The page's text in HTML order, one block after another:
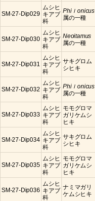
SM-27-Dip029
ムシヒ
キアブ
科
Phiｌonicus
属の一種
SM-27-Dip030
ムシヒ
キアブ
科
Neoitamus
属の一種
SM-27-Dip031
ムシヒ
キアブ
科
サキグロム
シヒキ
SM-27-Dip032
ムシヒ
キアブ
科
Phiｌonicus
属の一種
SM-27-Dip033
ムシヒ
キアブ
科
モモグロマ
ガリケムシ
ヒキ
SM-27-Dip034
ムシヒ
キアブ
科
サキグロム
シヒキ
SM-27-Dip035
ムシヒ
キアブ
科
モモグロマ
ガリケムシ
ヒキ
SM-27-Dip036
ムシヒ
キアブ
科
ナミマガリ
ケムシヒキ